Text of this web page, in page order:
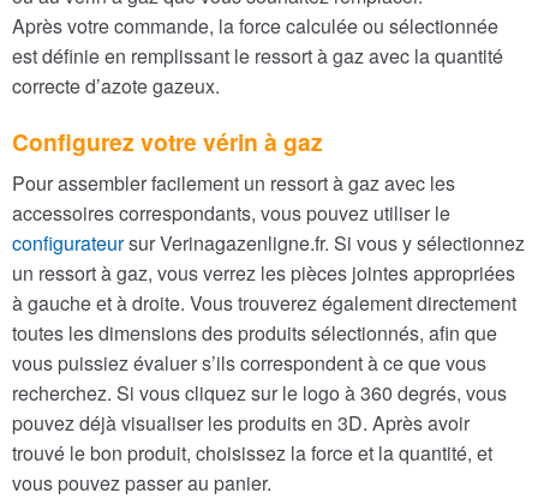
Après votre commande, la force calculée ou sélectionnée
est définie en remplissant le ressort à gaz avec la quantité
correcte d’azote gazeux.
Configurez votre vérin à gaz
Pour assembler facilement un ressort à gaz avec les
accessoires correspondants, vous pouvez utiliser le
configurateursur Verinagazenligne.fr. Si vous y sélectionnez
un ressort à gaz, vous verrez les pièces jointes appropriées
à gauche et à droite. Vous trouverez également directement
toutes les dimensions des produits sélectionnés, afin que
vous puissiez évaluer s’ils correspondent à ce que vous
recherchez. Si vous cliquez sur le logo à 360 degrés, vous
pouvez déjà visualiser les produits en 3D. Après avoir
trouvé le bon produit, choisissez la force et la quantité, et
vous pouvez passer au panier.